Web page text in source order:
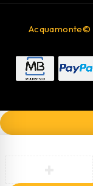
Acquamonte©